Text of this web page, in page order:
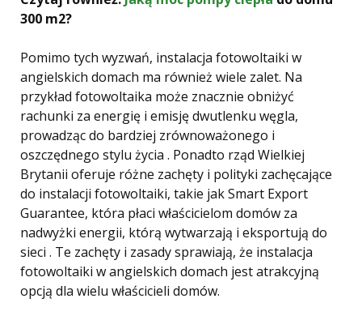
300 m2?
Pomimo tych wyzwań, instalacja fotowoltaiki w
angielskich domach ma również wiele zalet. Na
przykład fotowoltaika może znacznie obniżyć
rachunki za energię i emisję dwutlenku węgla,
prowadząc do bardziej zrównoważonego i
oszczędnego stylu życia . Ponadto rząd Wielkiej
Brytanii oferuje różne zachęty i polityki zachęcające
do instalacji fotowoltaiki, takie jak Smart Export
Guarantee, która płaci właścicielom domów za
nadwyżki energii, którą wytwarzają i eksportują do
sieci . Te zachęty i zasady sprawiają, że instalacja
fotowoltaiki w angielskich domach jest atrakcyjną
opcją dla wielu właścicieli domów.